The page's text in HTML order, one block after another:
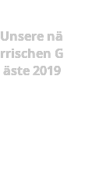
Unsere nä
rrischen G
äste 2019